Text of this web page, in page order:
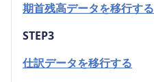
期首残高データを移行する
STEP3
仕訳データを移行する